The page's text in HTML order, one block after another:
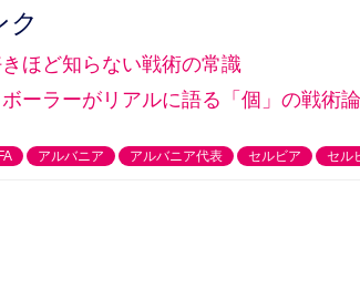
ク
ほど知らない戦術の常識
ーラーがリアルに語る「個」の戦術論
アルバニア アルバニア代表 セルビア セル